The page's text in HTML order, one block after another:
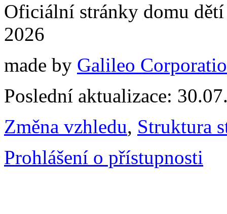
Oficiální stránky domu
2026
made by Galileo
Poslední aktualizace:
Změna vzhledu, Struktura
Prohlášení o přístupnosti